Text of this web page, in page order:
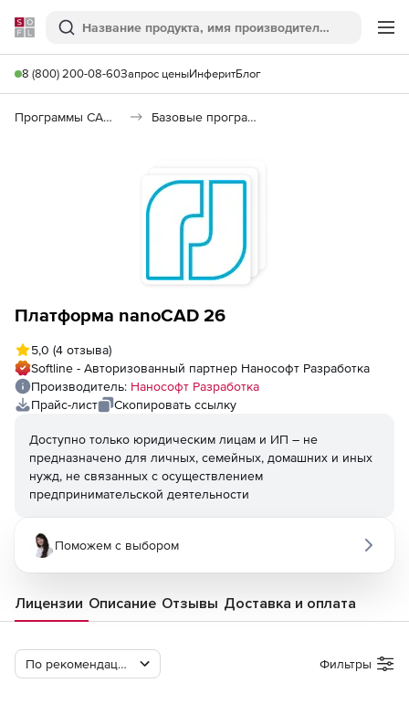
Softline
Поиск
8 (800) 200-08-60Запрос ценыИнферитБлог
Программы САПР и ГИС Базовые программы
Платформа nanoCAD 26
5,0 (4 отзыва)
Softline - Авторизованный партнер Нанософт Разработка
Производитель: Нанософт Разработка
Прайс-лист
Скопировать ссылку
Доступно только юридическим лицам и ИП – не
предназначено для личных, семейных, домашних и иных
нужд, не связанных с осуществлением
предпринимательской деятельности
Поможем с выбором
Лицензии Описание Отзывы Доставка и оплата
По рекомендации Softline Фильтры